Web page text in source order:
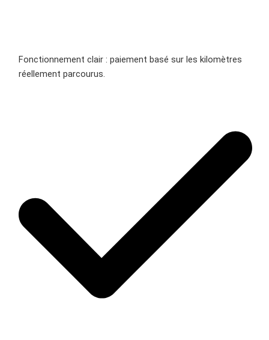
Fonctionnement clair : paiement basé sur les kilomètres
réellement parcourus.